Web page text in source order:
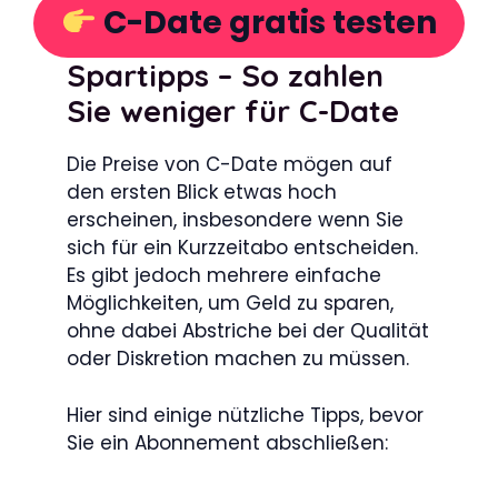
C-Date gratis testen
Spartipps – So zahlen
Sie weniger für C-Date
Die Preise von C-Date mögen auf
den ersten Blick etwas hoch
erscheinen, insbesondere wenn Sie
sich für ein Kurzzeitabo entscheiden.
Es gibt jedoch mehrere einfache
Möglichkeiten, um Geld zu sparen,
ohne dabei Abstriche bei der Qualität
oder Diskretion machen zu müssen.
Hier sind einige nützliche Tipps, bevor
Sie ein Abonnement abschließen: